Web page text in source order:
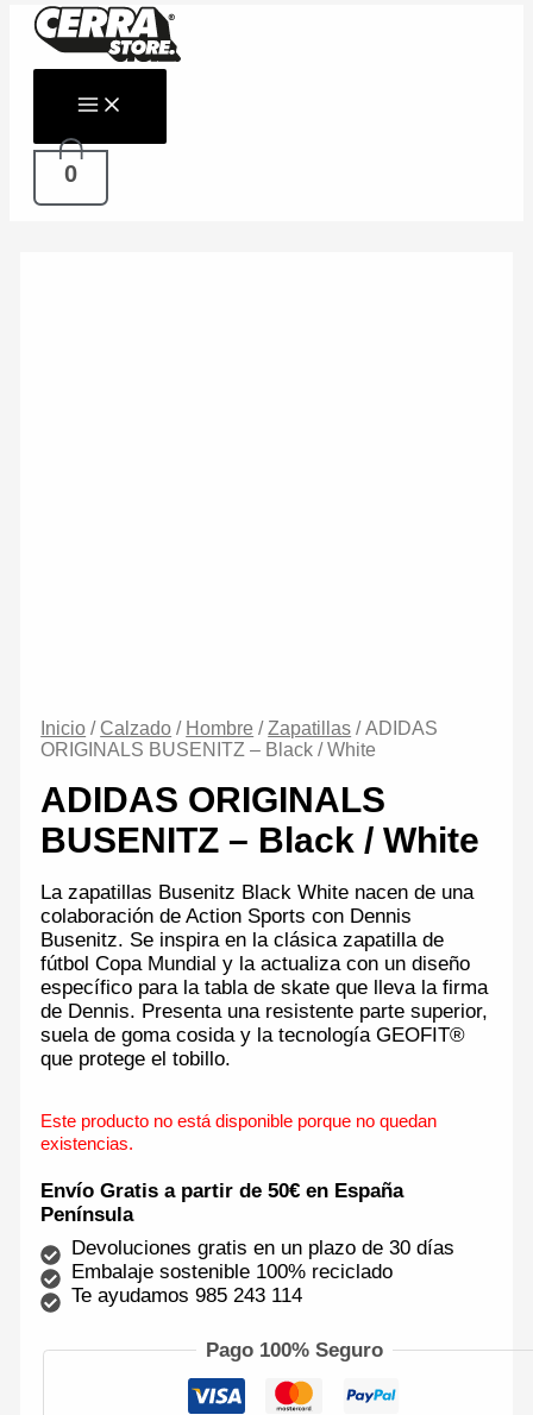
0
Inicio / Calzado / Hombre /Zapatillas / ADIDAS
ORIGINALS BUSENITZ – Black / White
ADIDAS ORIGINALS
BUSENITZ – Black / White
La zapatillas Busenitz Black White nacen de una
colaboración de Action Sports con Dennis
Busenitz. Se inspira en la clásica zapatilla de
fútbol Copa Mundial y la actualiza con un diseño
específico para la tabla de skate que lleva la firma
de Dennis. Presenta una resistente parte superior,
suela de goma cosida y la tecnología GEOFIT®
que protege el tobillo.
Este producto no está disponible porque no quedan
existencias.
Envío Gratis a partir de 50€ en España
Península
Devoluciones gratis en un plazo de 30 días
Embalaje sostenible 100% reciclado
Te ayudamos 985 243 114
Pago 100% Seguro